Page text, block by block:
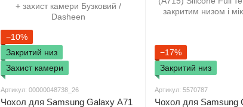
−10%
Закритий низ
Захист камери
Артикул: 00000048738_26
Чохол для Samsung Galaxy A71
−17%
Закритий низ
Артикул: 5570787
Чохол для Samsung